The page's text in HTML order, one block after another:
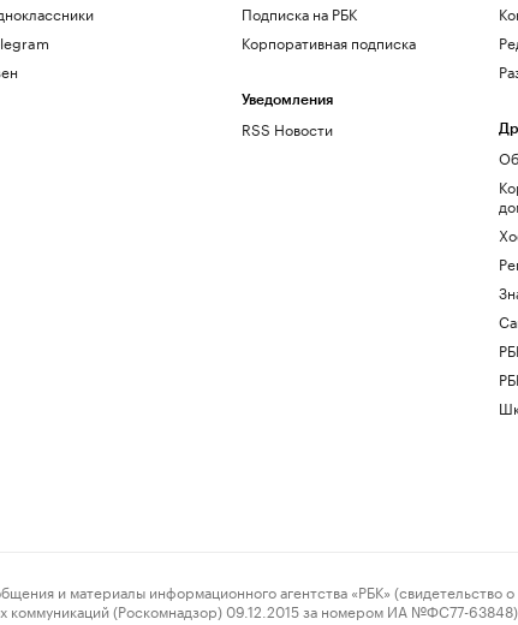
Подписка на РБК
Корпоративная подписка
Уведомления
RSS Новости
материалы информационного агентства «РБК» (свидетельство о
(Роскомнадзор) 09.12.2015 за номером ИА №ФС77-63848)